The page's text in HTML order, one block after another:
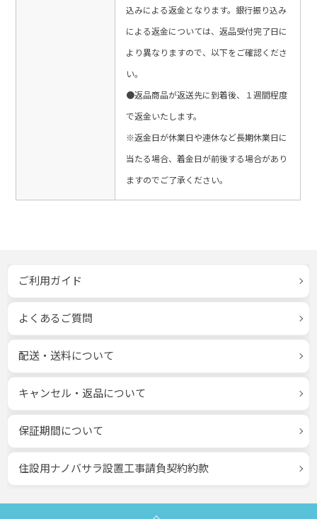
込みによる返金となります。銀行振り込み
による返金については、返品受付完了日に
より異なりますので、以下をご確認くださ
い。
●返品商品が返送先に到着後、１週間程度
で返金いたします。
※返金日が休業日や連休など長期休業日に
当たる場合、着金日が前後する場合があり
ますのでご了承ください。
ご利用ガイド
よくあるご質問
配送・送料について
キャンセル・返品について
保証期間について
住設用ナノバサラ設置工事請負契約約款